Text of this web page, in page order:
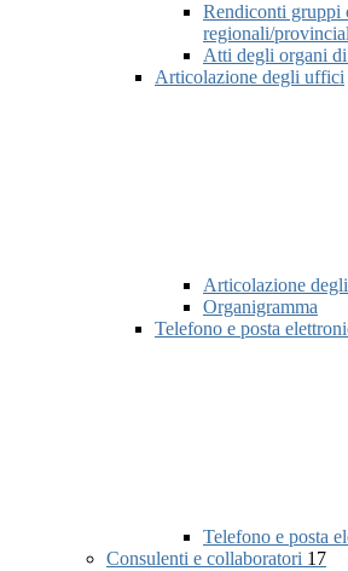
Rendiconti gruppi
regionali/
Atti degli organi
Articolazione degli uffici
Articolazione
Organigramma
Telefono e posta
Telefono e posta
Consulenti e collaboratori 17